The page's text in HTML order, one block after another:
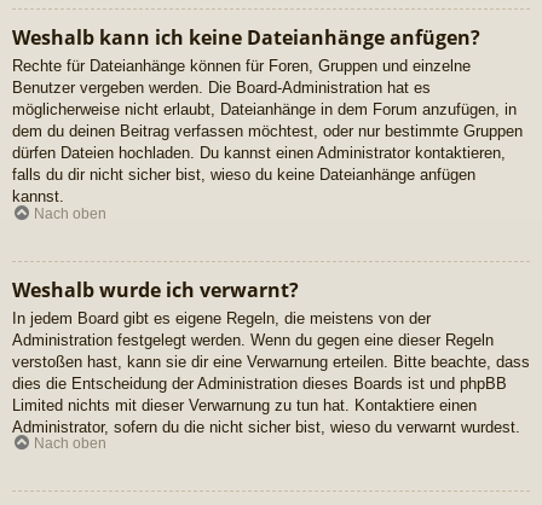
Weshalb kann ich keine Dateianhänge anfügen?
Rechte für Dateianhänge können für Foren, Gruppen und einzelne
Benutzer vergeben werden. Die Board-Administration hat es
möglicherweise nicht erlaubt, Dateianhänge in dem Forum anzufügen, in
dem du deinen Beitrag verfassen möchtest, oder nur bestimmte Gruppen
dürfen Dateien hochladen. Du kannst einen Administrator kontaktieren,
falls du dir nicht sicher bist, wieso du keine Dateianhänge anfügen
kannst.
Nach oben
Weshalb wurde ich verwarnt?
In jedem Board gibt es eigene Regeln, die meistens von der
Administration festgelegt werden. Wenn du gegen eine dieser Regeln
verstoßen hast, kann sie dir eine Verwarnung erteilen. Bitte beachte, dass
dies die Entscheidung der Administration dieses Boards ist und phpBB
Limited nichts mit dieser Verwarnung zu tun hat. Kontaktiere einen
Administrator, sofern du die nicht sicher bist, wieso du verwarnt wurdest.
Nach oben